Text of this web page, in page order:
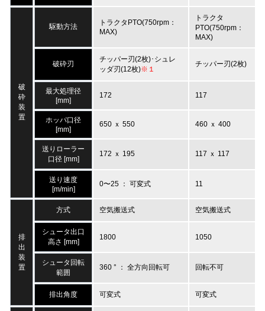
破
砕
装
置
駆動方法
トラクタPTO(750rpm：
MAX)
トラクタ
PTO(750rpm：
MAX)
破砕刃
チッパー刃(2枚)･シュレ
ッダ刃(12枚)※１
チッパー刃(2枚)
最大処理径
[mm]
172 117
ホッパ口径
[mm]
650 ｘ 550 460 ｘ 400
送りローラー
口径 [mm]
172 ｘ 195 117 ｘ 117
送り速度
[m/min]
0〜25 ： 可変式 11
排
出
装
置
方式 空気搬送式 空気搬送式
シュータ出口
高さ [mm]
1800 1050
シュータ回転
範囲
360 ° ： 全方向回転可 回転不可
排出角度 可変式 可変式